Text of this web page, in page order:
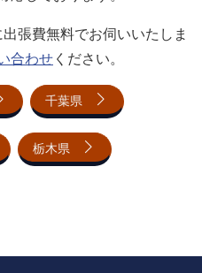
張費無料でお伺いいたしま
合わせください。
千葉県
栃木県